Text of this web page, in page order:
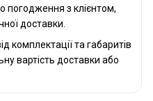
погодження з клієнтом,
доставки.
комплектації та габаритів
вартість доставки або